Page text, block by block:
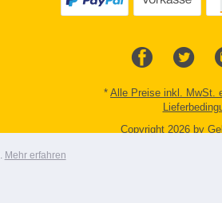
Mehr erfahren
* Alle Preise inkl. MwSt.
Copyright 2026 by